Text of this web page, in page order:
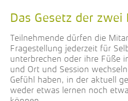
Das Gesetz der zwei
Teilnehmende dürfen die
Fragestellung jederzeit für
unterbrechen oder ihre Füße
und Ort und Session
Gefühl haben, in der aktuell
weder etwas lernen noch